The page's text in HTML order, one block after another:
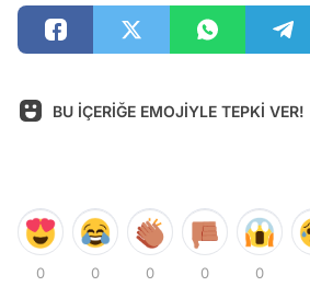
BU İÇERİĞE EMOJİYLE TEPKİ VER!
0 0 0 0 0